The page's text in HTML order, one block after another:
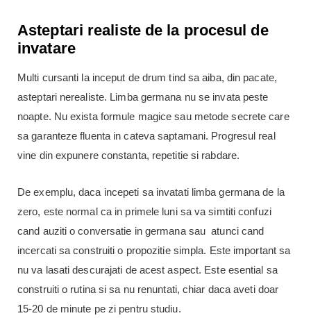
Asteptari realiste de la procesul de
invatare
Multi cursanti la inceput de drum tind sa aiba, din pacate,
asteptari nerealiste. Limba germana nu se invata peste
noapte. Nu exista formule magice sau metode secrete care
sa garanteze fluenta in cateva saptamani. Progresul real
vine din expunere constanta, repetitie si rabdare.
De exemplu, daca incepeti sa invatati limba germana de la
zero, este normal ca in primele luni sa va simtiti confuzi
cand auziti o conversatie in germana sau atunci cand
incercati sa construiti o propozitie simpla. Este important sa
nu va lasati descurajati de acest aspect. Este esential sa
construiti o rutina si sa nu renuntati, chiar daca aveti doar
15-20 de minute pe zi pentru studiu.